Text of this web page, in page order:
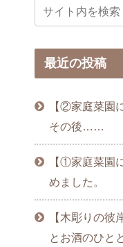
最近の投稿
【②家庭菜園
その後……
【①家庭菜園
めました。
【木彫りの彼
とお酒のひと